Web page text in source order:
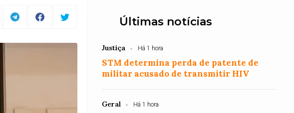
Últimas notícias
Justiça Há 1 hora
STM determina perda de patente de
militar acusado de transmitir HIV
Geral Há 1 hora